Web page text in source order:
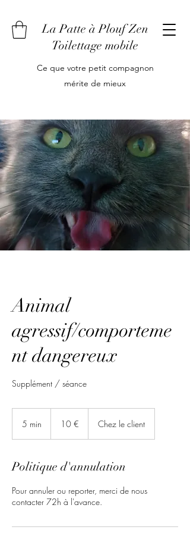
La Patte à Plouf Zen
Toilettage mobile
Ce que votre petit compagnon
mérite de mieux
Animal
agressif/comporteme
nt dangereux
Supplément / séance
5 min 10 € Chez le client
Politique d'annulation
Pour annuler ou reporter, merci de nous
contacter 72h à l'avance.